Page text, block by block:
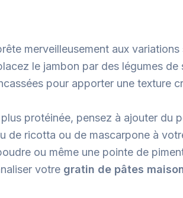
merveilleusement aux
le jambon par des légumes
pour apporter une texture
protéinée, pensez à ajouter
de ricotta ou de mascarpone à
ou même une pointe de
votre gratin de pâtes